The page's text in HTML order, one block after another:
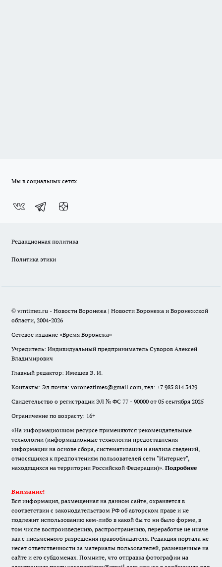
Мы в социальных сетях
Редакционная политика
Политика этики
© vrntimes.ru - Новости Воронежа | Новости Воронежа и Воронежской
области, 2004-2026
Сетевое издание «Время Воронежа»
Учредитель: Индивидуальный предприниматель Суворов Алексей
Владимирович
Главный редактор: Имешев Э. И.
Контакты: Эл.почта: voroneztimes@gmail.com, тел: +7 985 814 3429
Свидетельство о регистрации ЭЛ № ФС 77 - 90000 от 05 сентября 2025
Ограничение по возрасту: 16+
«На информационном ресурсе применяются рекомендательные
технологии (информационные технологии предоставления
информации на основе сбора, систематизации и анализа сведений,
относящихся к предпочтениям пользователей сети "Интернет",
находящихся на территории Российской Федерации)». Подробнее
Внимание!
Вся информация, размещенная на данном сайте, охраняется в
соответствии с законодательством РФ об авторском праве и не
подлежит использованию кем-либо в какой бы то ни было форме, в
том числе воспроизведению, распространению, переработке не иначе
как с письменного разрешения правообладателя. Редакция портала не
несет ответственности за материалы пользователей, размещенные на
сайте и его субдоменах. Помните, что отправка фотографии на